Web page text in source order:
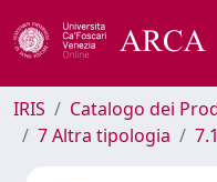
IRIS
Catalogo dei
7 Altra tipologia